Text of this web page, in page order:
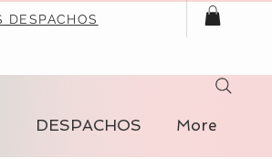
DESPACHOS
DESPACHOS More